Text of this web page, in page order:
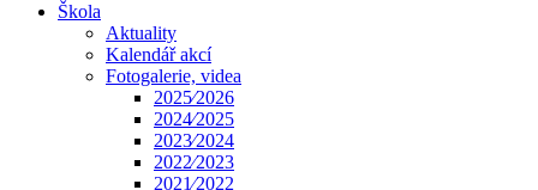
Škola
Aktuality
Kalendář akcí
Fotogalerie, videa
2025⁄2026
2024⁄2025
2023⁄2024
2022⁄2023
2021⁄2022